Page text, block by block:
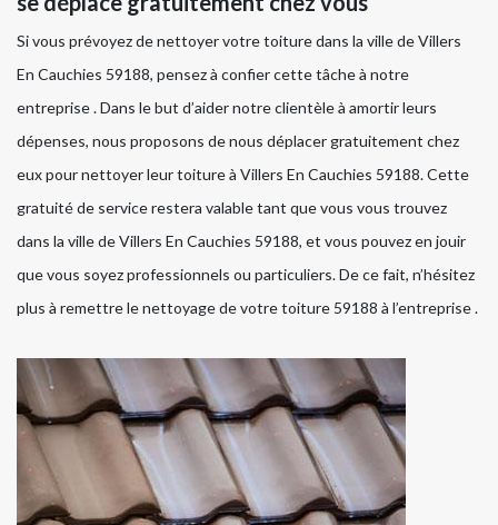
Si vous prévoyez de nettoyer votre toiture dans la ville de Villers
En Cauchies 59188, pensez à confier cette tâche à notre
entreprise . Dans le but d’aider notre clientèle à amortir leurs
dépenses, nous proposons de nous déplacer gratuitement chez
eux pour nettoyer leur toiture à Villers En Cauchies 59188. Cette
gratuité de service restera valable tant que vous vous trouvez
dans la ville de Villers En Cauchies 59188, et vous pouvez en jouir
que vous soyez professionnels ou particuliers. De ce fait, n’hésitez
plus à remettre le nettoyage de votre toiture 59188 à l’entreprise .